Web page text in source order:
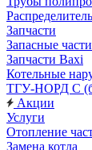
Запчасти
Запасные
Запчасти Baxi
Котельные
ТГУ-НОРД С
Акции
Услуги
Отопление
Замена котла